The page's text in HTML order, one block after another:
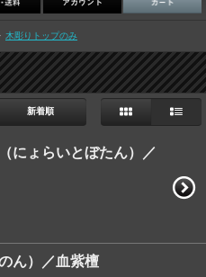
木彫りトップのみ
新着順
にょらいとぼたん）／
ん）／血紫檀